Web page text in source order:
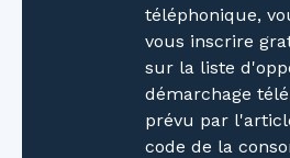
téléphonique,
vous inscrire
sur la liste
démarchage
prévu par
code de la